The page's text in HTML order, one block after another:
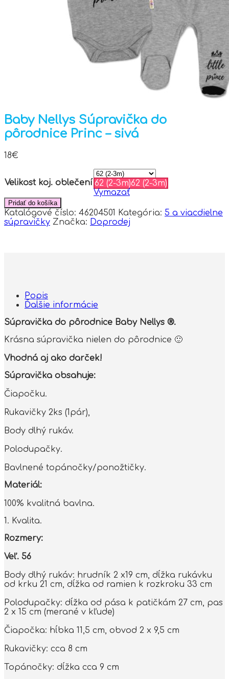
Baby Nellys Súpravička do
pôrodnice Princ – sivá
18€
Velikost koj. oblečení 62 (2-3m)62 (2-3m)
Vymazať
Pridať do košíka
Katalógové číslo: 46204501 Kategória: 5 a viacdielne
súpravičky Značka: Doprodej
Popis
Ďalšie informácie
Súpravička do pôrodnice Baby Nellys ®.
Krásna súpravička nielen do pôrodnice 🙂
Vhodná aj ako darček!
Súpravička obsahuje:
Čiapočku.
Rukavičky 2ks (1pár),
Body dlhý rukáv.
Polodupačky.
Bavlnené topánočky/ponožtičky.
Materiál:
100% kvalitná bavlna.
1. Kvalita.
Rozmery:
Veľ. 56
Body dlhý rukáv: hrudník 2 x19 cm, dĺžka rukávku
od krku 21 cm, dĺžka od ramien k rozkroku 33 cm
Polodupačky: dĺžka od pása k patičkám 27 cm, pas
2 x 15 cm (merané v kľude)
Čiapočka: hĺbka 11,5 cm, obvod 2 x 9,5 cm
Rukavičky: cca 8 cm
Topánočky: dĺžka cca 9 cm